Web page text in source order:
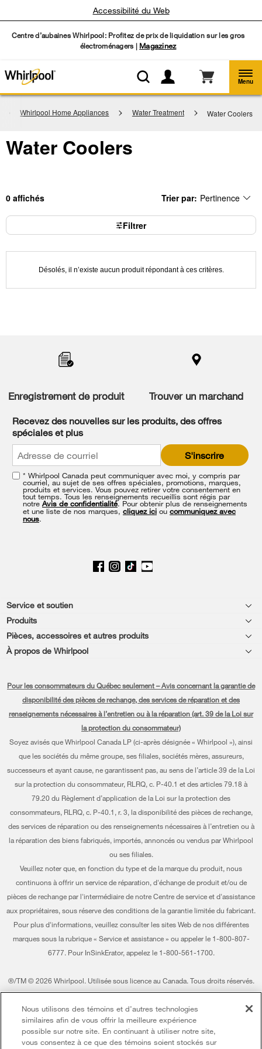
Centre d’aubaines Whirlpool: Profitez de prix de liquidation sur les gros
électroménagers | Magazinez
Accessibilité du Web
Menu
Whirlpool Home Appliances Water Treatment Water Coolers
Water Coolers
0
Content
the
been
Trier par:
Changing
sort
the
will
the
Pertinence
Filtrer
Désolés, il n’existe aucun produit répondant à ces critères.
list,
you
find
end
Enregistrement de produit Trouver un marchand
Recevez des nouvelles sur les produits, des offres
spéciales et plus
S'inscrire
* Whirlpool Canada peut communiquer avec moi, y compris par
courriel, au sujet de ses offres spéciales, promotions, marques,
produits et services. Vous pouvez retirer votre consentement en
tout temps. Tous les renseignements recueillis sont régis par
notre Avis de confidentialité. Pour obtenir plus de renseignements
et une liste de nos marques, cliquez ici ou communiquez avec
nous.
Footer
Service et soutien
Aide relative aux produits
Enregistrement de produit
Planifier une réparation
Renseignements relatifs à la garantie
Mes électroménagers
Suivre ma commande
Accessibilité
Résidents du Québec
Produits
Laveuses et sécheuses
Appareils de cuisson
Lave-vaisselle et nettoyage
Filtres à eau
Trouver un marchand
Pièces, accessoires et autres produits
Accessoires
Programme d’abonnement aux filtres à eau
À propos de Whirlpool
Communiquez avec nous
À propos de nous
Carrières
Certification Éco et homologation ENERGY STAR® Whirlpool
Informations relatives aux rappels
Entreprise Whirlpool
Whirlpool au Canada
Pour les consommateurs du Québec seulement – Avis concernant la garantie de
disponibilité des pièces de rechange, des services de réparation et des
renseignements nécessaires à l’entretien ou à la réparation (art. 39 de la Loi sur
la protection du consommateur)
Soyez avisés que Whirlpool Canada LP (ci-après désignée « Whirlpool »), ainsi
que les sociétés du même groupe, ses filiales, sociétés mères, assureurs,
successeurs et ayant cause, ne garantissent pas, au sens de l’article 39 de la Loi
sur la protection du consommateur, RLRQ, c. P-40.1 et des articles 79.18 à
79.20 du Règlement d’application de la Loi sur la protection des
consommateurs, RLRQ, c. P-40.1, r. 3, la disponibilité des pièces de rechange,
des services de réparation ou des renseignements nécessaires à l’entretien ou à
la réparation des biens fabriqués, importés, annoncés ou vendus par Whirlpool
ou ses filiales.
Veuillez noter que, en fonction du type et de la marque du produit, nous
continuons à offrir un service de réparation, d'échange de produit et/ou de
pièces de rechange par l'intermédiaire de notre Centre de service et d'assistance
aux propriétaires, sous réserve des conditions de la garantie limitée du fabricant.
Pour plus d'informations, veuillez consulter les sites Web de nos différentes
marques sous la rubrique « Service et assistance » ou appeler le 1-800-807-
6777. Pour InSinkErator, appelez le 1-800-561-1700.
®/TM © 2026 Whirlpool. Utilisée sous licence au Canada. Tous droits réservés.
Toutes les autres marques de commerce sont la propriété de leurs compagnies
respect.
Ce marchand en ligne est situé au 200-6750, avenue Century, Mississauga
(Ontario) L5N 0B7
Nous utilisons des témoins et d’autres technologies
similaires afin de vous offrir la meilleure expérience
possible sur notre site. En continuant à utiliser notre site,
vous consentez à ce que des témoins soient stockés sur